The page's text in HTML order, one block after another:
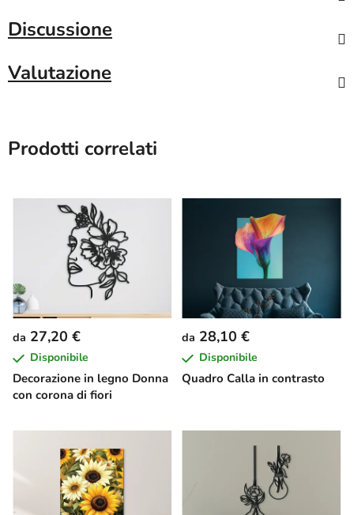
Discussione
Valutazione
Prodotti correlati
Decorazione in legno Donna
con corona di fiori
da 27,20 €
Disponibile
Quadro Calla in contrasto
da 28,10 €
Disponibile